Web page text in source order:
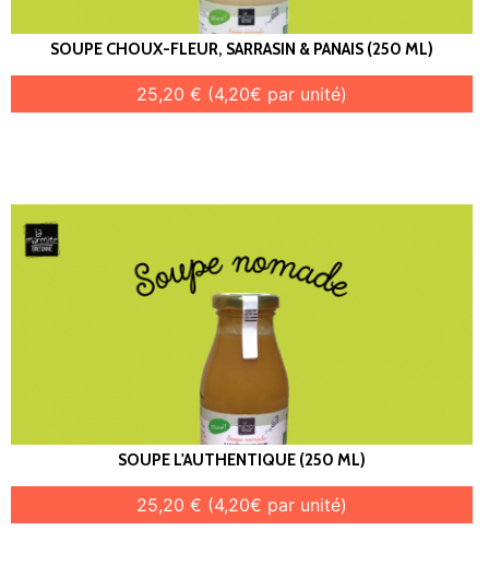
SOUPE CHOUX-FLEUR, SARRASIN & PANAIS (250 ML)
25,20 € (4,20€ par unité)
SOUPE L'AUTHENTIQUE (250 ML)
25,20 € (4,20€ par unité)